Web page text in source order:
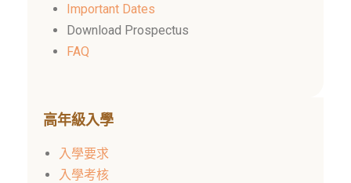
Important Dates
Download Prospectus
FAQ
高年級入學
入學要求
入學考核